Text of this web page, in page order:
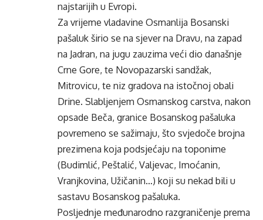
najstarijih u Evropi.
Za vrijeme vladavine Osmanlija Bosanski
pašaluk širio se na sjever na Dravu, na zapad
na Jadran, na jugu zauzima veći dio današnje
Crne Gore, te Novopazarski sandžak,
Mitrovicu, te niz gradova na istočnoj obali
Drine. Slabljenjem Osmanskog carstva, nakon
opsade Beča, granice Bosanskog pašaluka
povremeno se sažimaju, što svjedoče brojna
prezimena koja podsjećaju na toponime
(Budimlić, Peštalić, Valjevac, Imoćanin,
Vranjkovina, Užičanin…) koji su nekad bili u
sastavu Bosanskog pašaluka.
Posljednje međunarodno razgraničenje prema